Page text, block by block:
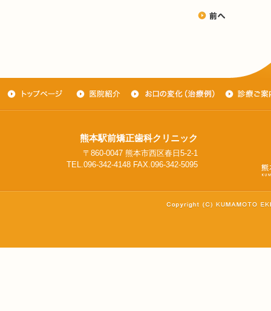
熊本駅前矯正歯科クリニック
〒860-0047 熊本市西区春日5-2-1
TEL.096-342-4148 FAX.096-342-5095